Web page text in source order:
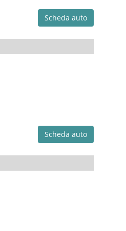
Scheda auto
Scheda auto